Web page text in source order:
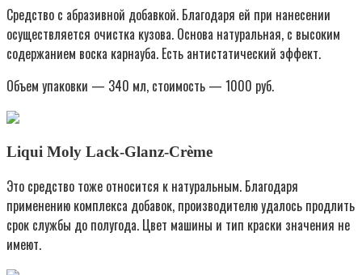
Средство с абразивной добавкой. Благодаря ей при нанесении
осуществляется очистка кузова. Основа натуральная, с высоким
содержанием воска карнауба. Есть антистатический эффект.
Объем упаковки — 340 мл, стоимость — 1000 руб.
Liqui Moly Lack-Glanz-Crème
Это средство тоже относится к натуральным. Благодаря
применению комплекса добавок, производителю удалось продлить
срок службы до полугода. Цвет машины и тип краски значения не
имеют.